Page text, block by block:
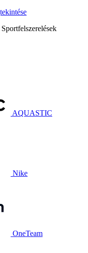
Sportfelszerelések
AQUASTIC
Nike
OneTeam